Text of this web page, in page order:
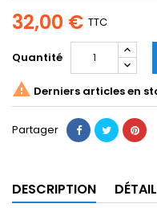
32,00 € TTC
Quantité
 Derniers articles en
Partager
DESCRIPTION